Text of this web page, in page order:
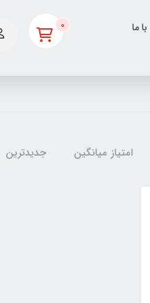
ما 0
امتیاز میانگین جدیدترین